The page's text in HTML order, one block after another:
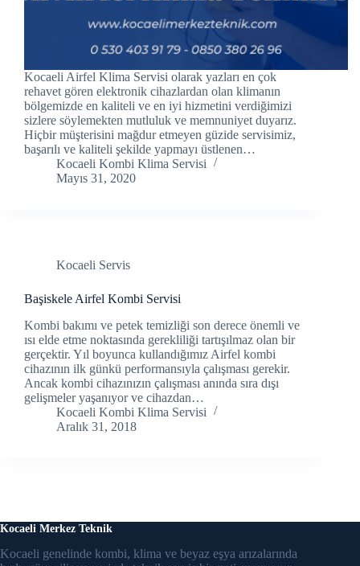
panel
Panel
panel
panel
panel
Panel
Panel
satın al
satın al
Kocaeli Airfel Klima Servisi olarak yazları en çok
rehavet gören elektronik cihazlardan olan klimanın
bölgemizde en kaliteli ve en iyi hizmetini verdiğimizi
sizlere söylemekten mutluluk ve memnuniyet duyarız.
Hiçbir müşterisini mağdur etmeyen güzide servisimiz,
başarılı ve kaliteli şekilde yapmayı üstlenen…
Kocaeli Kombi Klima Servisi
Mayıs 31, 2020
Kocaeli Servis
Başiskele Airfel Kombi Servisi
Kombi bakımı ve petek temizliği son derece önemli ve
ısı elde etme noktasında gerekliliği tartışılmaz olan bir
gerçektir. Yıl boyunca kullandığımız Airfel kombi
cihazının ilk günkü performansıyla çalışması gerekir.
Ancak kombi cihazınızın çalışması anında sıra dışı
gelişmeler yaşanıyor ve cihazdan…
Kocaeli Kombi Klima Servisi
Aralık 31, 2018
Kocaeli Merkez Teknik
Kocaeli genelinde kombi, klima ve beyaz eşya arızalarında